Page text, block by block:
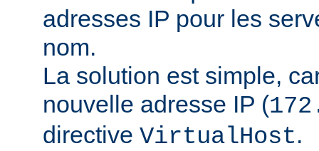
adresses IP pour les
nom.
La solution est simple,
nouvelle adresse IP (
directive VirtualHost.